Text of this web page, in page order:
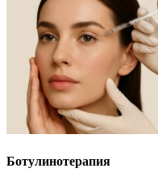
Ботулинотерапия